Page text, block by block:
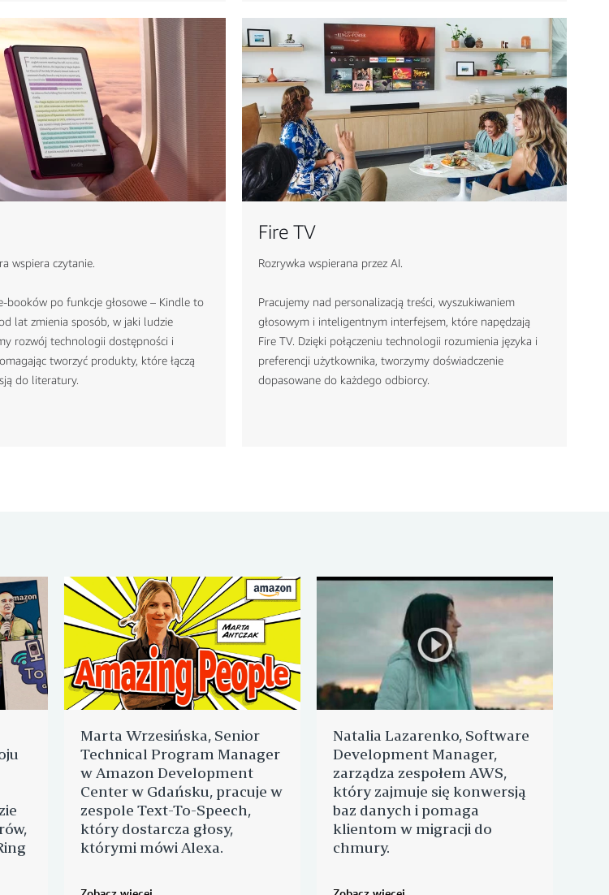
wspiera czytanie.
booków po funkcje głosowe – Kindle to
lat zmienia sposób, w jaki ludzie
rozwój technologii dostępności i
tworzyć produkty, które łączą
do literatury.
Fire TV
Rozrywka wspierana przez AI.
Pracujemy nad personalizacją treści, wyszukiwaniem
głosowym i inteligentnym interfejsem, które napędzają
Fire TV. Dzięki połączeniu technologii rozumienia języka i
preferencji użytkownika, tworzymy doświadczenie
dopasowane do każdego odbiorcy.
Marta Wrzesińska, Senior
Technical Program Manager
w Amazon Development
Center w Gdańsku, pracuje w
zespole Text-To-Speech,
który dostarcza głosy,
którymi mówi Alexa.
Natalia Lazarenko, Software
Development Manager,
zarządza zespołem AWS,
który zajmuje się konwersją
baz danych i pomaga
klientom w migracji do
chmury.